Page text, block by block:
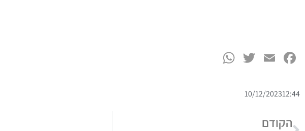
Facebook
Email
Twitter
12:44
10/12/2023
הקודם